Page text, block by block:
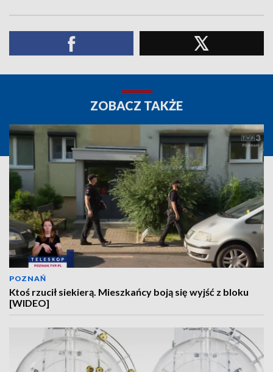
ZOBACZ TAKŻE
POZNAŃ
Ktoś rzucił siekierą. Mieszkańcy boją się wyjść z bloku
[WIDEO]